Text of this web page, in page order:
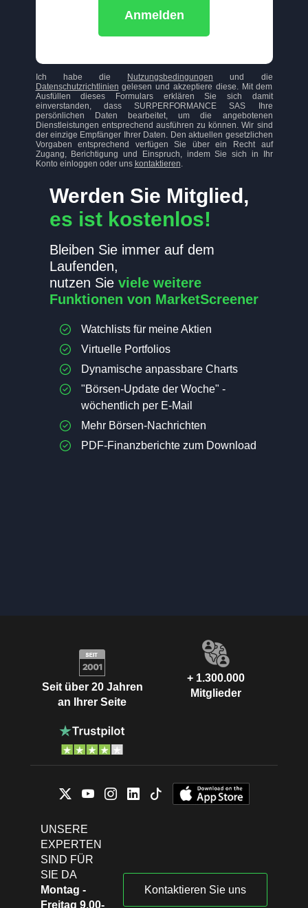
Werden Sie Mitglied,
es ist kostenlos!
Bleiben Sie immer auf dem
Laufenden,
nutzen Sie viele weitere
Funktionen von MarketScreener
Watchlists für meine Aktien
Virtuelle Portfolios
Dynamische anpassbare Charts
"Börsen-Update der Woche" -
wöchentlich per E-Mail
Mehr Börsen-Nachrichten
PDF-Finanzberichte zum Download
Anmelden
Ich habe die Nutzungsbedingungen und die
Datenschutzrichtlinien gelesen und akzeptiere diese. Mit dem
Ausfüllen dieses Formulars erklären Sie sich damit
einverstanden, dass SURPERFORMANCE SAS Ihre
persönlichen Daten bearbeitet, um die angebotenen
Dienstleistungen entsprechend ausführen zu können. Wir sind
der einzige Empfänger Ihrer Daten. Den aktuellen gesetzlichen
Vorgaben entsprechend verfügen Sie über ein Recht auf
Zugang, Berichtigung und Einspruch, indem Sie sich in Ihr
Konto einloggen oder uns kontaktieren.
Seit über 20 Jahren
an Ihrer Seite
+ 1.300.000
Mitglieder
UNSERE
EXPERTEN
SIND FÜR
SIE DA
Montag -
Freitag 9.00-
Kontaktieren Sie uns